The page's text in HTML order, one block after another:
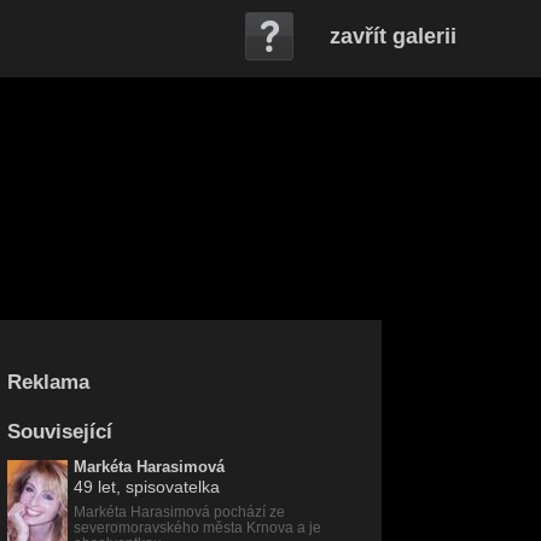
zavřít galerii
Reklama
Související
Markéta Harasimová
49 let , spisovatelka
Markéta Harasimová pochází ze
severomoravského města Krnova a je